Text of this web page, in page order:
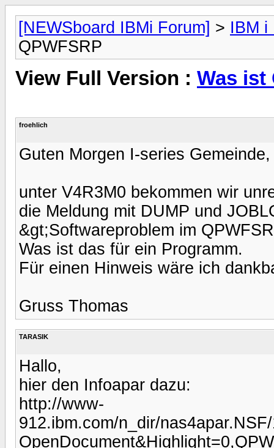
[NEWSboard IBMi Forum] > IBM i
QPWFSRP
View Full Version : Was ist
froehlich
Guten Morgen I-series Gemeinde,
unter V4R3M0 bekommen wir
die Meldung mit DUMP und
&gt;Softwareproblem im
Was ist das für ein Programm.
Für einen Hinweis wäre ich
Gruss Thomas
TARASIK
Hallo,
hier den Infoapar dazu:
http://www-
912.ibm.com/n_dir/